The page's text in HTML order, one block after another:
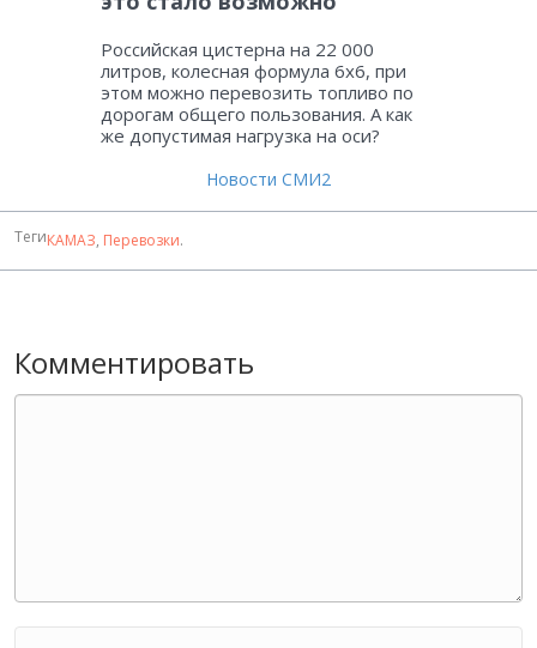
Российская цистерна на 22 000
литров, колесная формула 6х6, при
этом можно перевозить топливо по
дорогам общего пользования. А как
же допустимая нагрузка на оси?
Новости СМИ2
ТегиКАМАЗ, Перевозки.
Комментировать